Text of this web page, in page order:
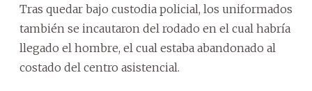
Tras quedar bajo custodia policial, los uniformados
también se incautaron del rodado en el cual habría
llegado el hombre, el cual estaba abandonado al
costado del centro asistencial.